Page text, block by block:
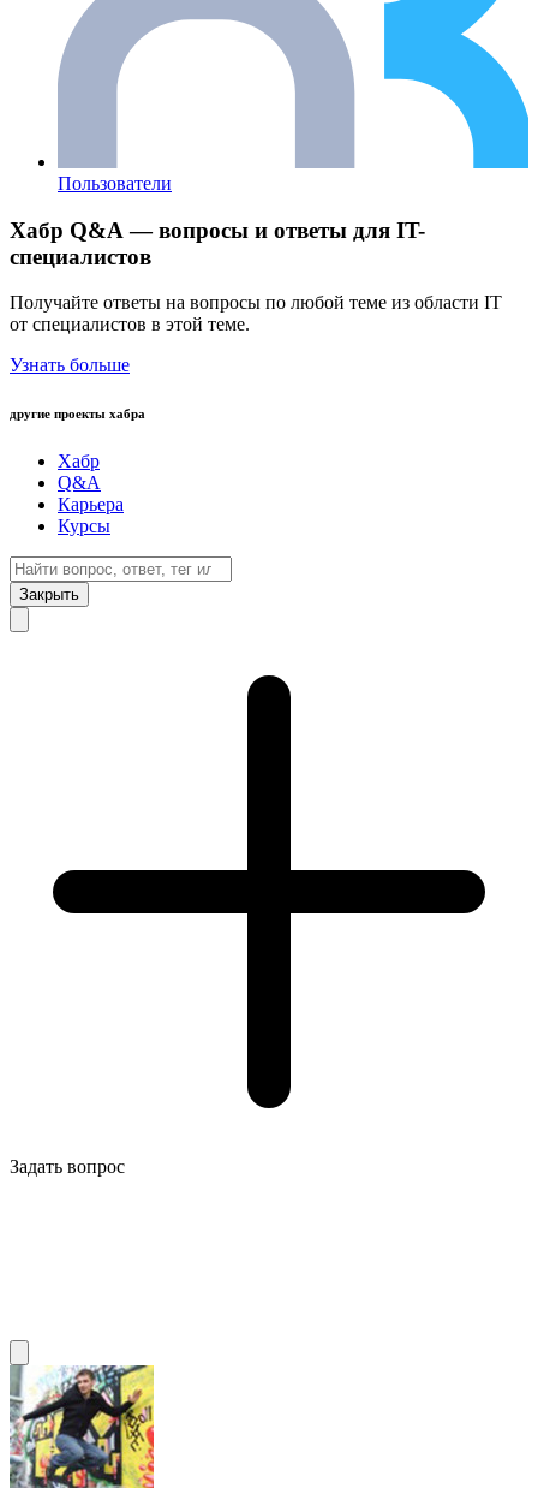
Пользователи
Хабр Q&A — вопросы и ответы для IT-
специалистов
Получайте ответы на вопросы по любой теме из области IT
от специалистов в этой теме.
Узнать больше
другие проекты хабра
Хабр
Q&A
Карьера
Курсы
Закрыть
Задать вопрос